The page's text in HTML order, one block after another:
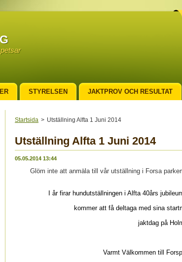
Startsida > Utställning Alfta 1 Juni 2014
Utställning Alfta 1 Juni 2014
05.05.2014 13:44
Glöm inte att anmäla till vår utställning i Forsa
I år firar hundutställningen i Alfta 40års
kommer att få deltaga med sina
jaktdag på
Varmt Välkommen till
STYRELSEN JAKTPROV OCH RESULTAT
FOTON